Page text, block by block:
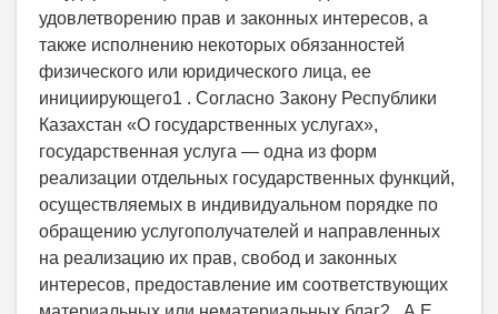
удовлетворению прав и законных интересов, а
также исполнению некоторых обязанностей
физического или юридического лица, ее
инициирующего1 . Согласно Закону Республики
Казахстан «О государственных услугах»,
государственная услуга — одна из форм
реализации отдельных государственных функций,
осуществляемых в индивидуальном порядке по
обращению услугополучателей и направленных
на реализацию их прав, свобод и законных
интересов, предоставление им соответствующих